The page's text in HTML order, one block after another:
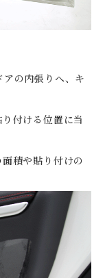
の内張りへ、キ
付ける位置に当
積や貼り付けの